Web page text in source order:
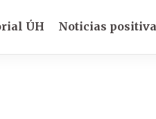
ÚH Noticias